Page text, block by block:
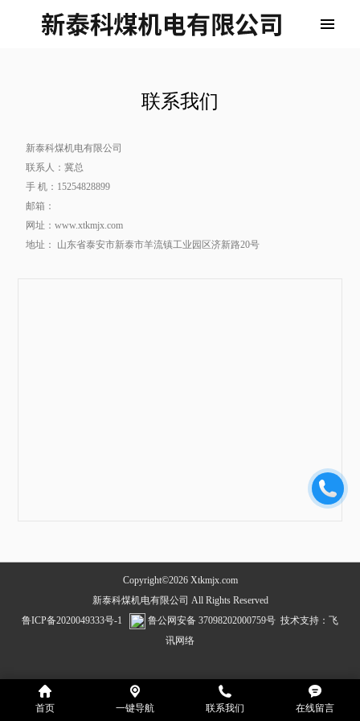
联系我们
新泰科煤机电有限公司
联系人：冀总
手 机：15254828899
邮箱：
网址：www.xtkmjx.com
地址： 山东省泰安市新泰市羊流镇工业园区济新路20号
Copyright©2026 Xtkmjx.com
新泰科煤机电有限公司 All Rights Reserved
鲁ICP备2020049333号-1
鲁公网安备 37098202000759号 技术支持： 飞
讯网络
首页 一键导航 联系我们 在线留言